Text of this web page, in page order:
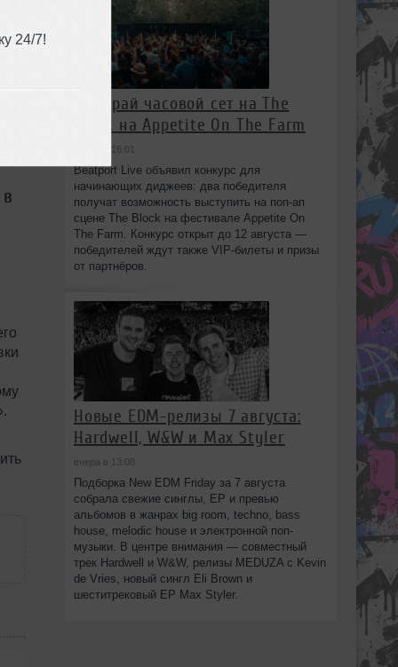
24/7!
Выиграй часовой сет на The
Block на Appetite On The Farm
вчера в 16:01
Beatport Live объявил конкурс для
начинающих диджеев: два победителя
получат возможность выступить на поп‑ап
сцене The Block на фестивале Appetite On
The Farm. Конкурс открыт до 12 августа —
победителей ждут также VIP‑билеты и призы
от партнёров.
Новые EDM-релизы 7 августа:
Hardwell, W&W и Max Styler
вчера в 13:08
Подборка New EDM Friday за 7 августа
собрала свежие синглы, EP и превью
альбомов в жанрах big room, techno, bass
house, melodic house и электронной поп-
музыки. В центре внимания — совместный
трек Hardwell и W&W, релизы MEDUZA с Kevin
de Vries, новый сингл Eli Brown и
шеститрековый EP Max Styler.